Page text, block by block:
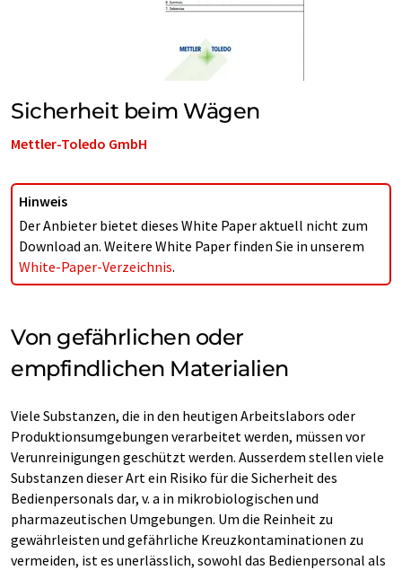
Sicherheit beim Wägen
Mettler-Toledo GmbH
Hinweis
Der Anbieter bietet dieses White Paper aktuell nicht zum
Download an. Weitere White Paper finden Sie in unserem
White-Paper-Verzeichnis.
Von gefährlichen oder
empfindlichen Materialien
Viele Substanzen, die in den heutigen Arbeitslabors oder
Produktionsumgebungen verarbeitet werden, müssen vor
Verunreinigungen geschützt werden. Ausserdem stellen viele
Substanzen dieser Art ein Risiko für die Sicherheit des
Bedienpersonals dar, v. a in mikrobiologischen und
pharmazeutischen Umgebungen. Um die Reinheit zu
gewährleisten und gefährliche Kreuzkontaminationen zu
vermeiden, ist es unerlässlich, sowohl das Bedienpersonal als